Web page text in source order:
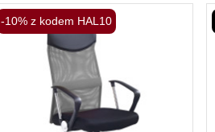
-10% z kodem HAL10